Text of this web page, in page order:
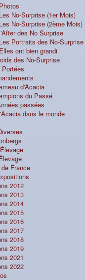
Les No-Surprise (1er Mois)
Les No-Surprise (2ème Mois)
des No Surprise
Les Portraits des No-Surprise
Elles ont bien grandi
des No-Surprise
d'Acacia
du Passé
passées
dans le monde
France
2012
2013
2014
2015
2016
2017
2018
2019
2021
2022